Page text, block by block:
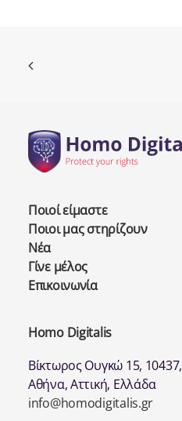
Ποιοί είμαστε
Ποιοι μας στηρίζουν
Νέα
Γίνε μέλος
Επικοινωνία
Homo Digitalis
Βίκτωρος Ουγκώ 15, 10437,
Αθήνα, Αττική, Ελλάδα
info@homodigitalis.gr